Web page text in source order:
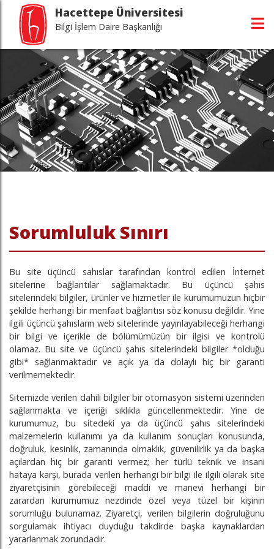
Hacettepe Üniversitesi
Bilgi İşlem Daire Başkanlığı
Sorumluluk Sınırı
Bu site üçüncü sahıslar tarafından kontrol edilen İnternet
sitelerine bağlantılar sağlamaktadır. Bu üçüncü şahıs
sitelerindeki bilgiler, ürünler ve hizmetler ile kurumumuzun hiçbir
şekilde herhangi bir menfaat bağlantısı söz konusu değildir. Yine
ilgili üçüncü şahısların web sitelerinde yayınlayabileceği herhangi
bir bilgi ve içerikle de bölümümüzün bir ilgisi ve kontrolü
olamaz. Bu site ve üçüncü şahıs sitelerindeki bilgiler *olduğu
gibi* sağlanmaktadır ve açık ya da dolaylı hiç bir garanti
verilmemektedir.
Sitemizde verilen dahili bilgiler bir otomasyon sistemi üzerinden
sağlanmakta ve içeriği sıklıkla güncellenmektedir. Yine de
kurumumuz, bu sitedeki ya da üçüncü şahıs sitelerindeki
malzemelerin kullanımı ya da kullanım sonuçları konusunda,
doğruluk, kesinlik, zamanında olmaklık, güvenilirlik ya da başka
açılardan hiç bir garanti vermez; her türlü teknik ve insani
hataya karşı, burada verilen herhangi bir bilgi ile ilgili olarak site
ziyaretçisinin görebileceği maddi ve manevi herhangi bir
zarardan kurumumuz nezdinde özel veya tüzel bir kişinin
sorumluğu bulunamaz. Ziyaretçi, verilen bilgilerin doğruluğunu
sorgulamak ihtiyacı duyduğu takdirde başka kaynaklardan
yararlanmak zorundadır.